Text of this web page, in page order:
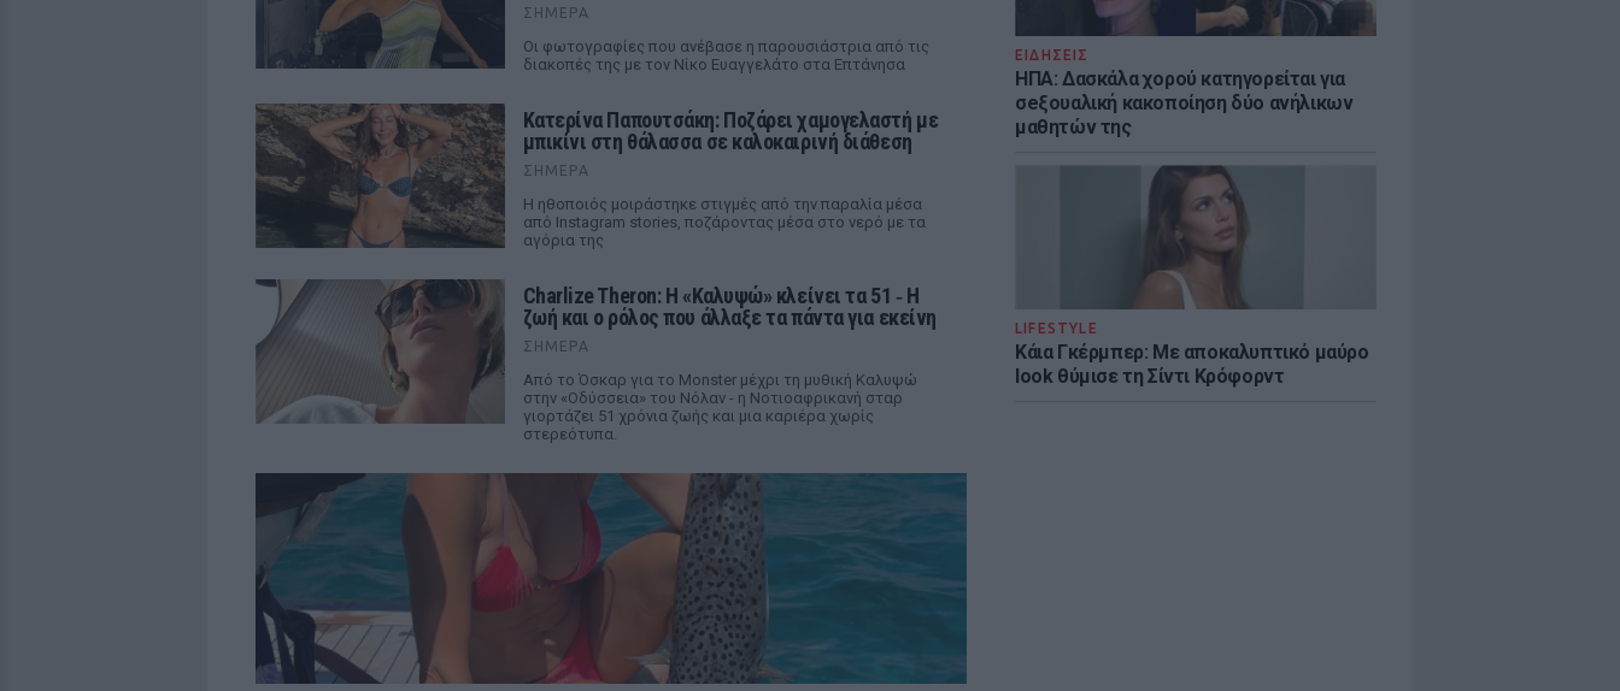
ΕΙΔΗΣΕΙΣ
ΗΠΑ: Δασκάλα χορού κατηγορείται για
σeξουαλική κακοποίηση δύο ανήλικων
μαθητών της
LIFESTYLE
Κάια Γκέρμπερ: Με αποκαλυπτικό μαύρο
look θύμισε τη Σίντι Κρόφορντ
ΣΉΜΕΡΑ
Οι φωτογραφίες που ανέβασε η παρουσιάστρια από τις
διακοπές της με τον Νίκο Ευαγγελάτο στα Επτάνησα
Κατερίνα Παπουτσάκη: Ποζάρει χαμογελαστή με
μπικίνι στη θάλασσα σε καλοκαιρινή διάθεση
ΣΉΜΕΡΑ
Η ηθοποιός μοιράστηκε στιγμές από την παραλία μέσα
από Instagram stories, ποζάροντας μέσα στο νερό με τα
αγόρια της
Charlize Theron: Η «Καλυψώ» κλείνει τα 51 ‑ H
ζωή και ο ρόλος που άλλαξε τα πάντα για εκείνη
ΣΉΜΕΡΑ
Από το Όσκαρ για το Monster μέχρι τη μυθική Καλυψώ
στην «Οδύσσεια» του Νόλαν - η Νοτιοαφρικανή σταρ
γιορτάζει 51 χρόνια ζωής και μια καριέρα χωρίς
στερεότυπα.